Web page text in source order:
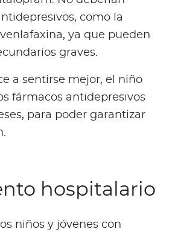
como la
ya que pueden
graves.
a sentirse mejor, el niño
fármacos antidepresivos
para poder garantizar
hospitalario
niños y jóvenes con